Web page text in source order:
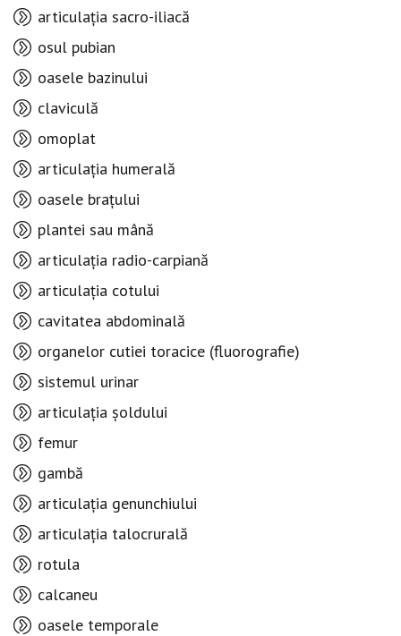
articulația sacro-iliacă
osul pubian
oasele bazinului
claviculă
omoplat
articulația humerală
oasele brațului
plantei sau mână
articulația radio-carpiană
articulația cotului
cavitatea abdominală
organelor cutiei toracice (fluorografie)
sistemul urinar
articulația șoldului
femur
gambă
articulația genunchiului
articulația talocrurală
rotula
calcaneu
oasele temporale